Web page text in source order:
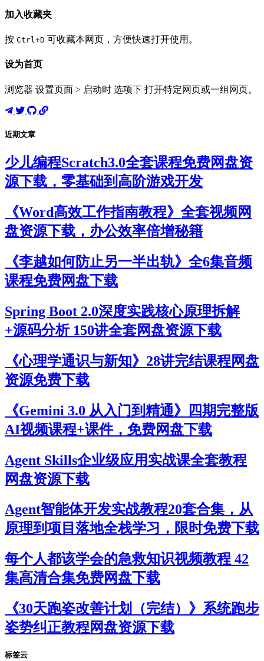
加入收藏夹
按 Ctrl+D 可收藏本网页，方便快速打开使用。
设为首页
浏览器 设置页面 > 启动时 选项下 打开特定网页或一组网页。
近期文章
少儿编程Scratch3.0全套课程免费网盘资
源下载，零基础到高阶游戏开发
《Word高效工作指南教程》全套视频网
盘资源下载，办公效率倍增秘籍
《李越如何防止另一半出轨》全6集音频
课程免费网盘下载
Spring Boot 2.0深度实践核心原理拆解
+源码分析 150讲全套网盘资源下载
《心理学通识与新知》28讲完结课程网盘
资源免费下载
《Gemini 3.0 从入门到精通》四期完整版
AI视频课程+课件，免费网盘下载
Agent Skills企业级应用实战课全套教程
网盘资源下载
Agent智能体开发实战教程20套合集，从
原理到项目落地全栈学习，限时免费下载
每个人都该学会的急救知识视频教程 42
集高清合集免费网盘下载
《30天跑姿改善计划（完结）》系统跑步
姿势纠正教程网盘资源下载
标签云